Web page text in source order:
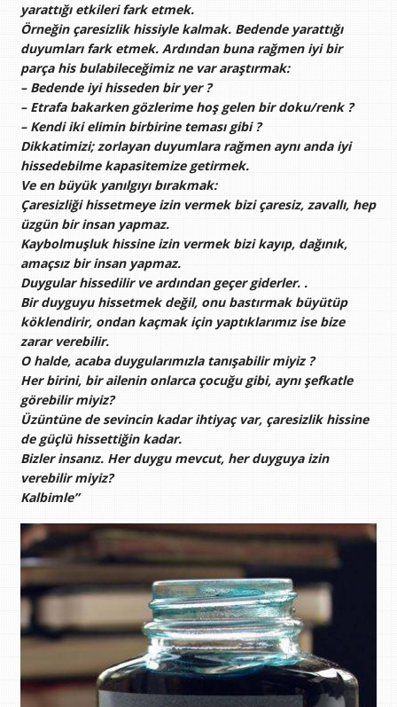
yarattığı etkileri fark etmek.
Örneğin çaresizlik hissiyle kalmak. Bedende yarattığı
duyumları fark etmek. Ardından buna rağmen iyi bir
parça his bulabileceğimiz ne var araştırmak:
– Bedende iyi hisseden bir yer ?
– Etrafa bakarken gözlerime hoş gelen bir doku/renk ?
– Kendi iki elimin birbirine teması gibi ?
Dikkatimizi; zorlayan duyumlara rağmen aynı anda iyi
hissedebilme kapasitemize getirmek.
Ve en büyük yanılgıyı bırakmak:
Çaresizliği hissetmeye izin vermek bizi çaresiz, zavallı, hep
üzgün bir insan yapmaz.
Kaybolmuşluk hissine izin vermek bizi kayıp, dağınık,
amaçsız bir insan yapmaz.
Duygular hissedilir ve ardından geçer giderler. .
Bir duyguyu hissetmek değil, onu bastırmak büyütüp
köklendirir, ondan kaçmak için yaptıklarımız ise bize
zarar verebilir.
O halde, acaba duygularımızla tanışabilir miyiz ?
Her birini, bir ailenin onlarca çocuğu gibi, aynı şefkatle
görebilir miyiz?
Üzüntüne de sevincin kadar ihtiyaç var, çaresizlik hissine
de güçlü hissettiğin kadar.
Bizler insanız. Her duygu mevcut, her duyguya izin
verebilir miyiz?
Kalbimle”